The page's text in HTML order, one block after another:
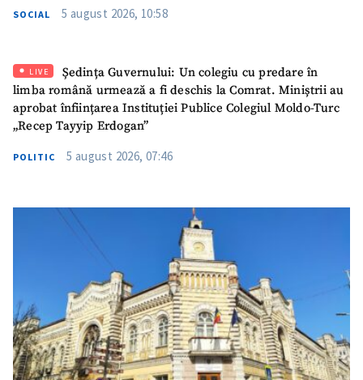
SOCIAL 5 august 2026, 10:58
LIVE
Ședința Guvernului: Un colegiu cu predare în
limba română urmează a fi deschis la Comrat. Miniștrii au
aprobat înființarea Instituției Publice Colegiul Moldo-Turc
„Recep Tayyip Erdogan”
POLITIC 5 august 2026, 07:46
Fotografie
+ Încarcă imagine
Link media
+ Link media
CONTACT SURSĂ
Sursă anonimă
Nume+ Numele meu